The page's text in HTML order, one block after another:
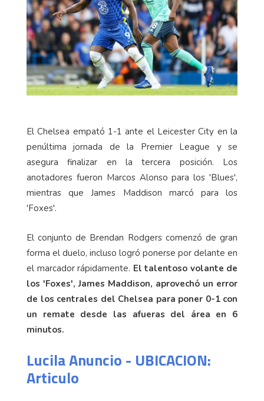
El Chelsea empató 1-1 ante el Leicester City en la
penúltima jornada de la Premier League y se
asegura finalizar en la tercera posición. Los
anotadores fueron Marcos Alonso para los 'Blues',
mientras que James Maddison marcó para los
'Foxes'.
El conjunto de Brendan Rodgers comenzó de gran
forma el duelo, incluso logró ponerse por delante en
el marcador rápidamente. El talentoso volante de
los 'Foxes', James Maddison, aprovechó un error
de los centrales del Chelsea para poner 0-1 con
un remate desde las afueras del área en 6
minutos.
Lucila Anuncio - UBICACION:
Articulo